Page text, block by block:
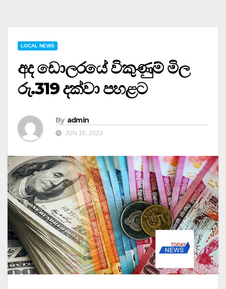
LOCAL NEWS
අද ඩොලරයේ විකුණුම් මිල
රු.319 දක්වා පහළට
By admin
JUN 16, 2023